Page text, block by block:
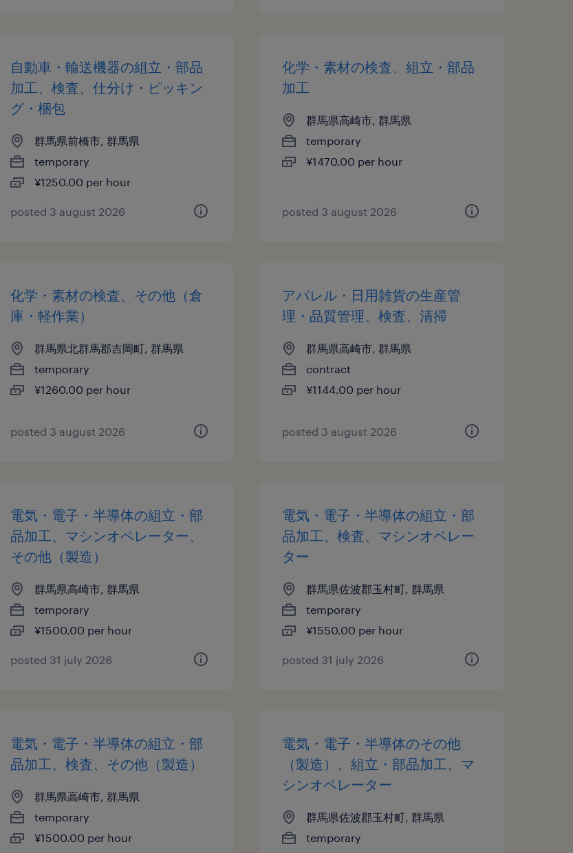
自動車・輸送機器の組立・部品
加工、検査、仕分け・ピッキン
グ・梱包
群馬県前橋市, 群馬県
temporary
¥1250.00 per hour
posted 3 august 2026
化学・素材の検査、組立・部品
加工
群馬県高崎市, 群馬県
temporary
¥1470.00 per hour
posted 3 august 2026
化学・素材の検査、その他（倉
庫・軽作業）
群馬県北群馬郡吉岡町, 群馬県
temporary
¥1260.00 per hour
posted 3 august 2026
アパレル・日用雑貨の生産管
理・品質管理、検査、清掃
群馬県高崎市, 群馬県
contract
¥1144.00 per hour
posted 3 august 2026
電気・電子・半導体の組立・部
品加工、マシンオペレーター、
その他（製造）
群馬県高崎市, 群馬県
temporary
¥1500.00 per hour
posted 31 july 2026
電気・電子・半導体の組立・部
品加工、検査、マシンオペレー
ター
群馬県佐波郡玉村町, 群馬県
temporary
¥1550.00 per hour
posted 31 july 2026
電気・電子・半導体の組立・部
品加工、検査、その他（製造）
群馬県高崎市, 群馬県
temporary
¥1500.00 per hour
電気・電子・半導体のその他
（製造）、組立・部品加工、マ
シンオペレーター
群馬県佐波郡玉村町, 群馬県
temporary